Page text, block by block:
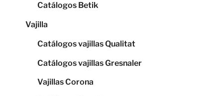
Catálogos Betik
Vajilla
Catálogos vajillas Qualitat
Catálogos vajillas Gresnaler
Vajillas Corona